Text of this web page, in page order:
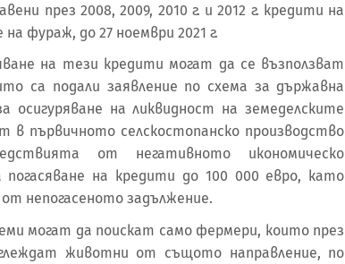
през 2008, 2009, 2010 г. и 2012 г. кредити на
фураж, до 27 ноември 2021 г.
на тези кредити могат да се възползват
са подали заявление по схема за държавна
на ликвидност на земеделските
в първичното селскостопанско производство
от негативното икономическо
погасяване на кредити до 100 000 евро, като
непогасеното задължение.
могат да поискат само фермери, които през
животни от същото направление, по